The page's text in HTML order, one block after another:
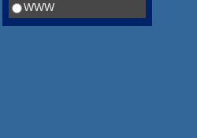
WWW